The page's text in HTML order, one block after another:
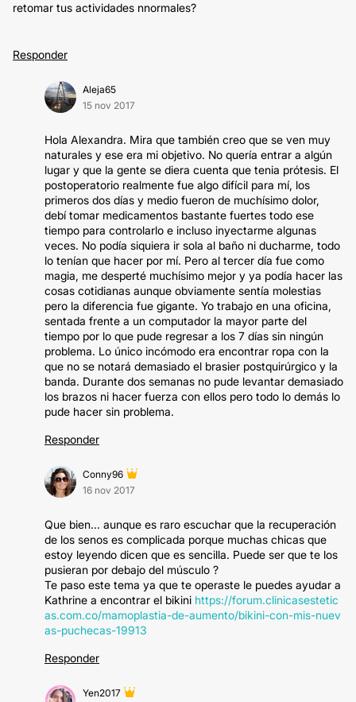
retomar tus actividades nnormales?
Responder
Aleja65
15 nov 2017
Hola Alexandra. Mira que también creo que se ven muy
naturales y ese era mi objetivo. No quería entrar a algún
lugar y que la gente se diera cuenta que tenia prótesis. El
postoperatorio realmente fue algo difícil para mí, los
primeros dos días y medio fueron de muchísimo dolor,
debí tomar medicamentos bastante fuertes todo ese
tiempo para controlarlo e incluso inyectarme algunas
veces. No podía siquiera ir sola al baño ni ducharme, todo
lo tenían que hacer por mí. Pero al tercer día fue como
magia, me desperté muchísimo mejor y ya podía hacer las
cosas cotidianas aunque obviamente sentía molestias
pero la diferencia fue gigante. Yo trabajo en una oficina,
sentada frente a un computador la mayor parte del
tiempo por lo que pude regresar a los 7 días sin ningún
problema. Lo único incómodo era encontrar ropa con la
que no se notará demasiado el brasier postquirúrgico y la
banda. Durante dos semanas no pude levantar demasiado
los brazos ni hacer fuerza con ellos pero todo lo demás lo
pude hacer sin problema.
Responder
Conny96
16 nov 2017
Que bien... aunque es raro escuchar que la recuperación
de los senos es complicada porque muchas chicas que
estoy leyendo dicen que es sencilla. Puede ser que te los
pusieran por debajo del músculo ?
Te paso este tema ya que te operaste le puedes ayudar a
Kathrine a encontrar el bikini https://forum.clinicasestetic
as.com.co/mamoplastia-de-aumento/bikini-con-mis-nuev
as-puchecas-19913
Responder
Yen2017